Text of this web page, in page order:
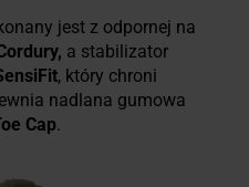
jest z odpornej na
a stabilizator
, który chroni
nadlana gumowa
Cap.